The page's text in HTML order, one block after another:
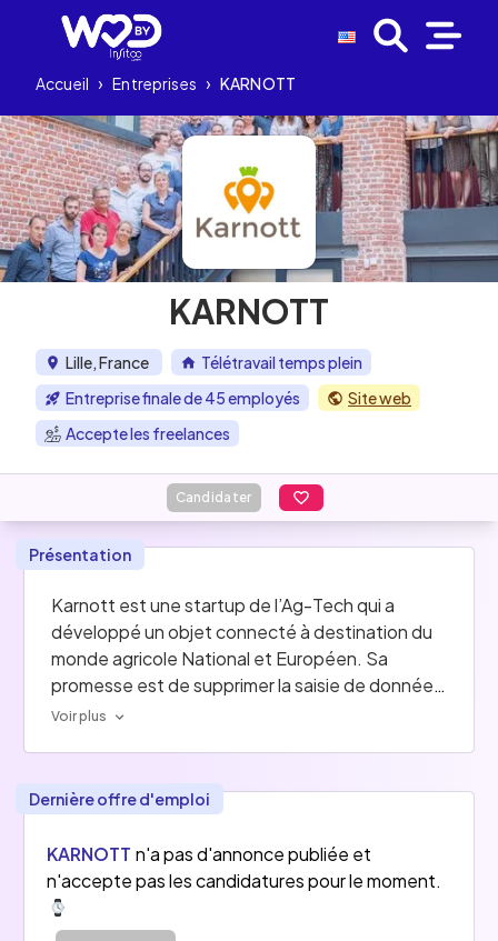
Accueil › Entreprises › KARNOTT
KARNOTT
Lille, France
Télétravail temps plein
Entreprise finale de 45 employés
Site web
Accepte les freelances
Candidater
Présentation
Karnott est une startup de l’Ag-Tech qui a
développé un objet connecté à destination du
monde agricole National et Européen. Sa
promesse est de supprimer la saisie de données
faite quotidiennement sur un carnet de note.
ces données pour faciliter la vie des
agriculteurs.
Voir plus
Dernière offre d'emploi
KARNOTT n'a pas d'annonce publiée et
n'accepte pas les candidatures pour le moment.